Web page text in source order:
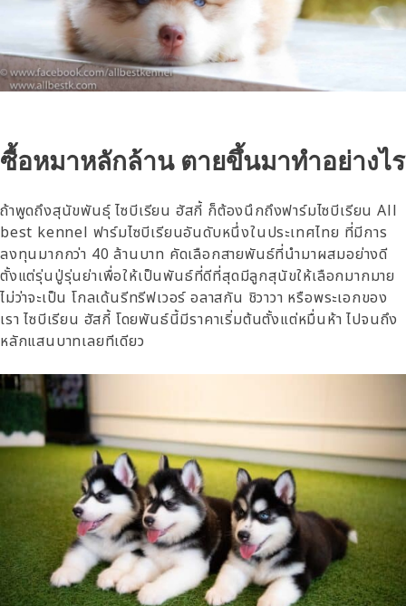
ซื้อหมาหลักล้าน ตายขึ้นมาทำอย่างไร
ถ้าพูดถึงสุนัขพันธุ์ ไซบีเรียน ฮัสกี้ ก็ต้องนึกถึงฟาร์มไซบีเรียน All
best kennel ฟาร์มไซบีเรียนอันดับหนึ่งในประเทศไทย ที่มีการ
ลงทุนมากกว่า 40 ล้านบาท คัดเลือกสายพันธ์ที่นำมาผสมอย่างดี
ตั้งแต่รุ่นปู่รุ่นย่าเพื่อให้เป็นพันธ์ที่ดีที่สุดมีลูกสุนัขให้เลือกมากมาย
ไม่ว่าจะเป็น โกลเด้นรีทรีฟเวอร์ อลาสกัน ชิวาวา หรือพระเอกของ
เรา ไซบีเรียน ฮัสกี้ โดยพันธ์นี้มีราคาเริ่มต้นตั้งแต่หมื่นห้า ไปจนถึง
หลักแสนบาทเลยทีเดียว